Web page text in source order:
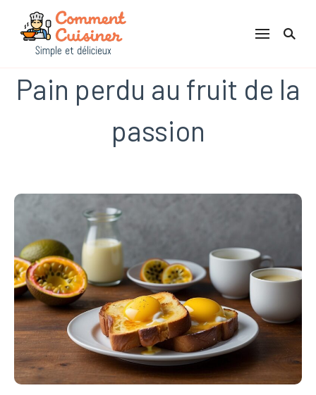
Comment Cuisiner
Pain perdu au fruit de la
passion